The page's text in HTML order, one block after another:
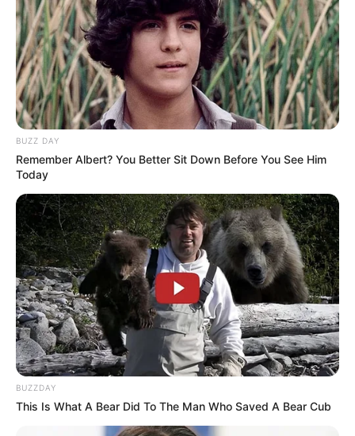
BUZZ DAY
Remember Albert? You Better Sit Down Before You See Him
Today
BUZZDAY
This Is What A Bear Did To The Man Who Saved A Bear Cub